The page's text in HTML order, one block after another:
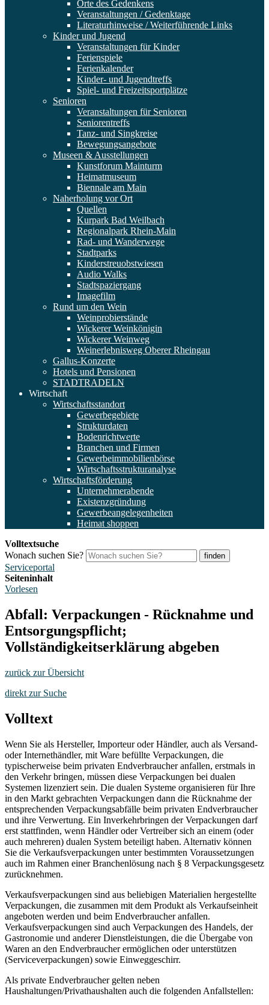
Orte des Gedenkens
Veranstaltungen / Gedenktage
Literaturhinweise / Weiterführende Links
Kinder und Jugend
Veranstaltungen für Kinder
Ferienspiele
Ferienkalender
Kinder- und Jugendtreffs
Spiel- und Freizeitsportplätze
Senioren
Veranstaltungen für Senioren
Seniorentreffs
Tanz- und Singkreise
Bewegungsangebote
Museen & Ausstellungen
Kunstforum Mainturm
Heimatmuseum
Biennale am Main
Naherholung vor Ort
Quellen
Kurpark Bad Weilbach
Regionalpark Rhein-Main
Rad- und Wanderwege
Stadtparks
Kinderstreuobstwiesen
Audio Walks
Stadtspaziergang
Imagefilm
Rund um den Wein
Weinprobierstände
Wickerer Weinkönigin
Wickerer Weinweg
Weinerlebnisweg Oberer Rheingau
Gallus-Konzerte
Hotels und Pensionen
STADTRADELN
Wirtschaft
Wirtschaftsstandort
Gewerbegebiete
Strukturdaten
Bodenrichtwerte
Branchen und Firmen
Gewerbeimmobilienbörse
Wirtschaftsstrukturanalyse
Wirtschaftsförderung
Unternehmerabende
Existenzgründung
Gewerbeangelegenheiten
Heimat shoppen
Volltextsuche
Wonach suchen Sie?
finden
Serviceportal
Seiteninhalt
Vorlesen
Abfall: Verpackungen - Rücknahme und
Entsorgungspflicht;
Vollständigkeitserklärung abgeben
zurück zur Übersicht
direkt zur Suche
Volltext
Wenn Sie als Hersteller, Importeur oder Händler, auch als Versand-
oder Internethändler, mit Ware befüllte Verpackungen, die
typischerweise beim privaten Endverbraucher anfallen, erstmals in
den Verkehr bringen, müssen diese Verpackungen bei dualen
Systemen lizenziert sein. Die dualen Systeme organisieren für Ihre
in den Markt gebrachten Verpackungen dann die Rücknahme der
entsprechenden Verpackungsabfälle beim privaten Endverbraucher
und ihre Verwertung. Ein Inverkehrbringen der Verpackungen darf
erst stattfinden, wenn Händler oder Vertreiber sich an einem (oder
auch mehreren) dualen System beteiligt haben. Alternativ können
Sie die Verkaufsverpackungen unter bestimmten Voraussetzungen
auch im Rahmen einer Branchenlösung nach § 8 Verpackungsgesetz
zurücknehmen.
Verkaufsverpackungen sind aus beliebigen Materialien hergestellte
Verpackungen, die zusammen mit dem Produkt als Verkaufseinheit
angeboten werden und beim Endverbraucher anfallen.
Verkaufsverpackungen sind auch Verpackungen des Handels, der
Gastronomie und anderer Dienstleistungen, die die Übergabe von
Waren an den Endverbraucher ermöglichen oder unterstützen
(Serviceverpackungen) sowie Einweggeschirr.
Als private Endverbraucher gelten neben
Haushaltungen/Privathaushalten auch die folgenden Anfallstellen: